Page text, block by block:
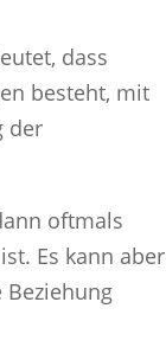
dass
besteht, mit
der
oftmals
Es kann aber